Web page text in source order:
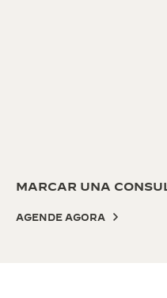
MARCAR UNA
AGENDE AGORA